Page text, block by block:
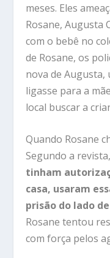
meses. Eles
Rosane, Augusta
com o bebê no
de Rosane, os
nova de Augusta,
ligasse para a
local buscar a
Quando Rosane
Segundo a
tinham
casa, usaram
prisão do lado
Rosane tentou
com força pelos